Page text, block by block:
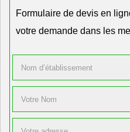
Formulaire de devis en
votre demande dans les